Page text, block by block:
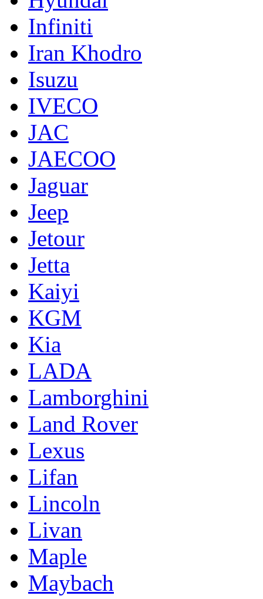
Infiniti
Iran Khodro
Isuzu
IVECO
JAC
JAECOO
Jaguar
Jeep
Jetour
Jetta
Kaiyi
KGM
Kia
LADA
Lamborghini
Land Rover
Lexus
Lifan
Lincoln
Livan
Maple
Maybach